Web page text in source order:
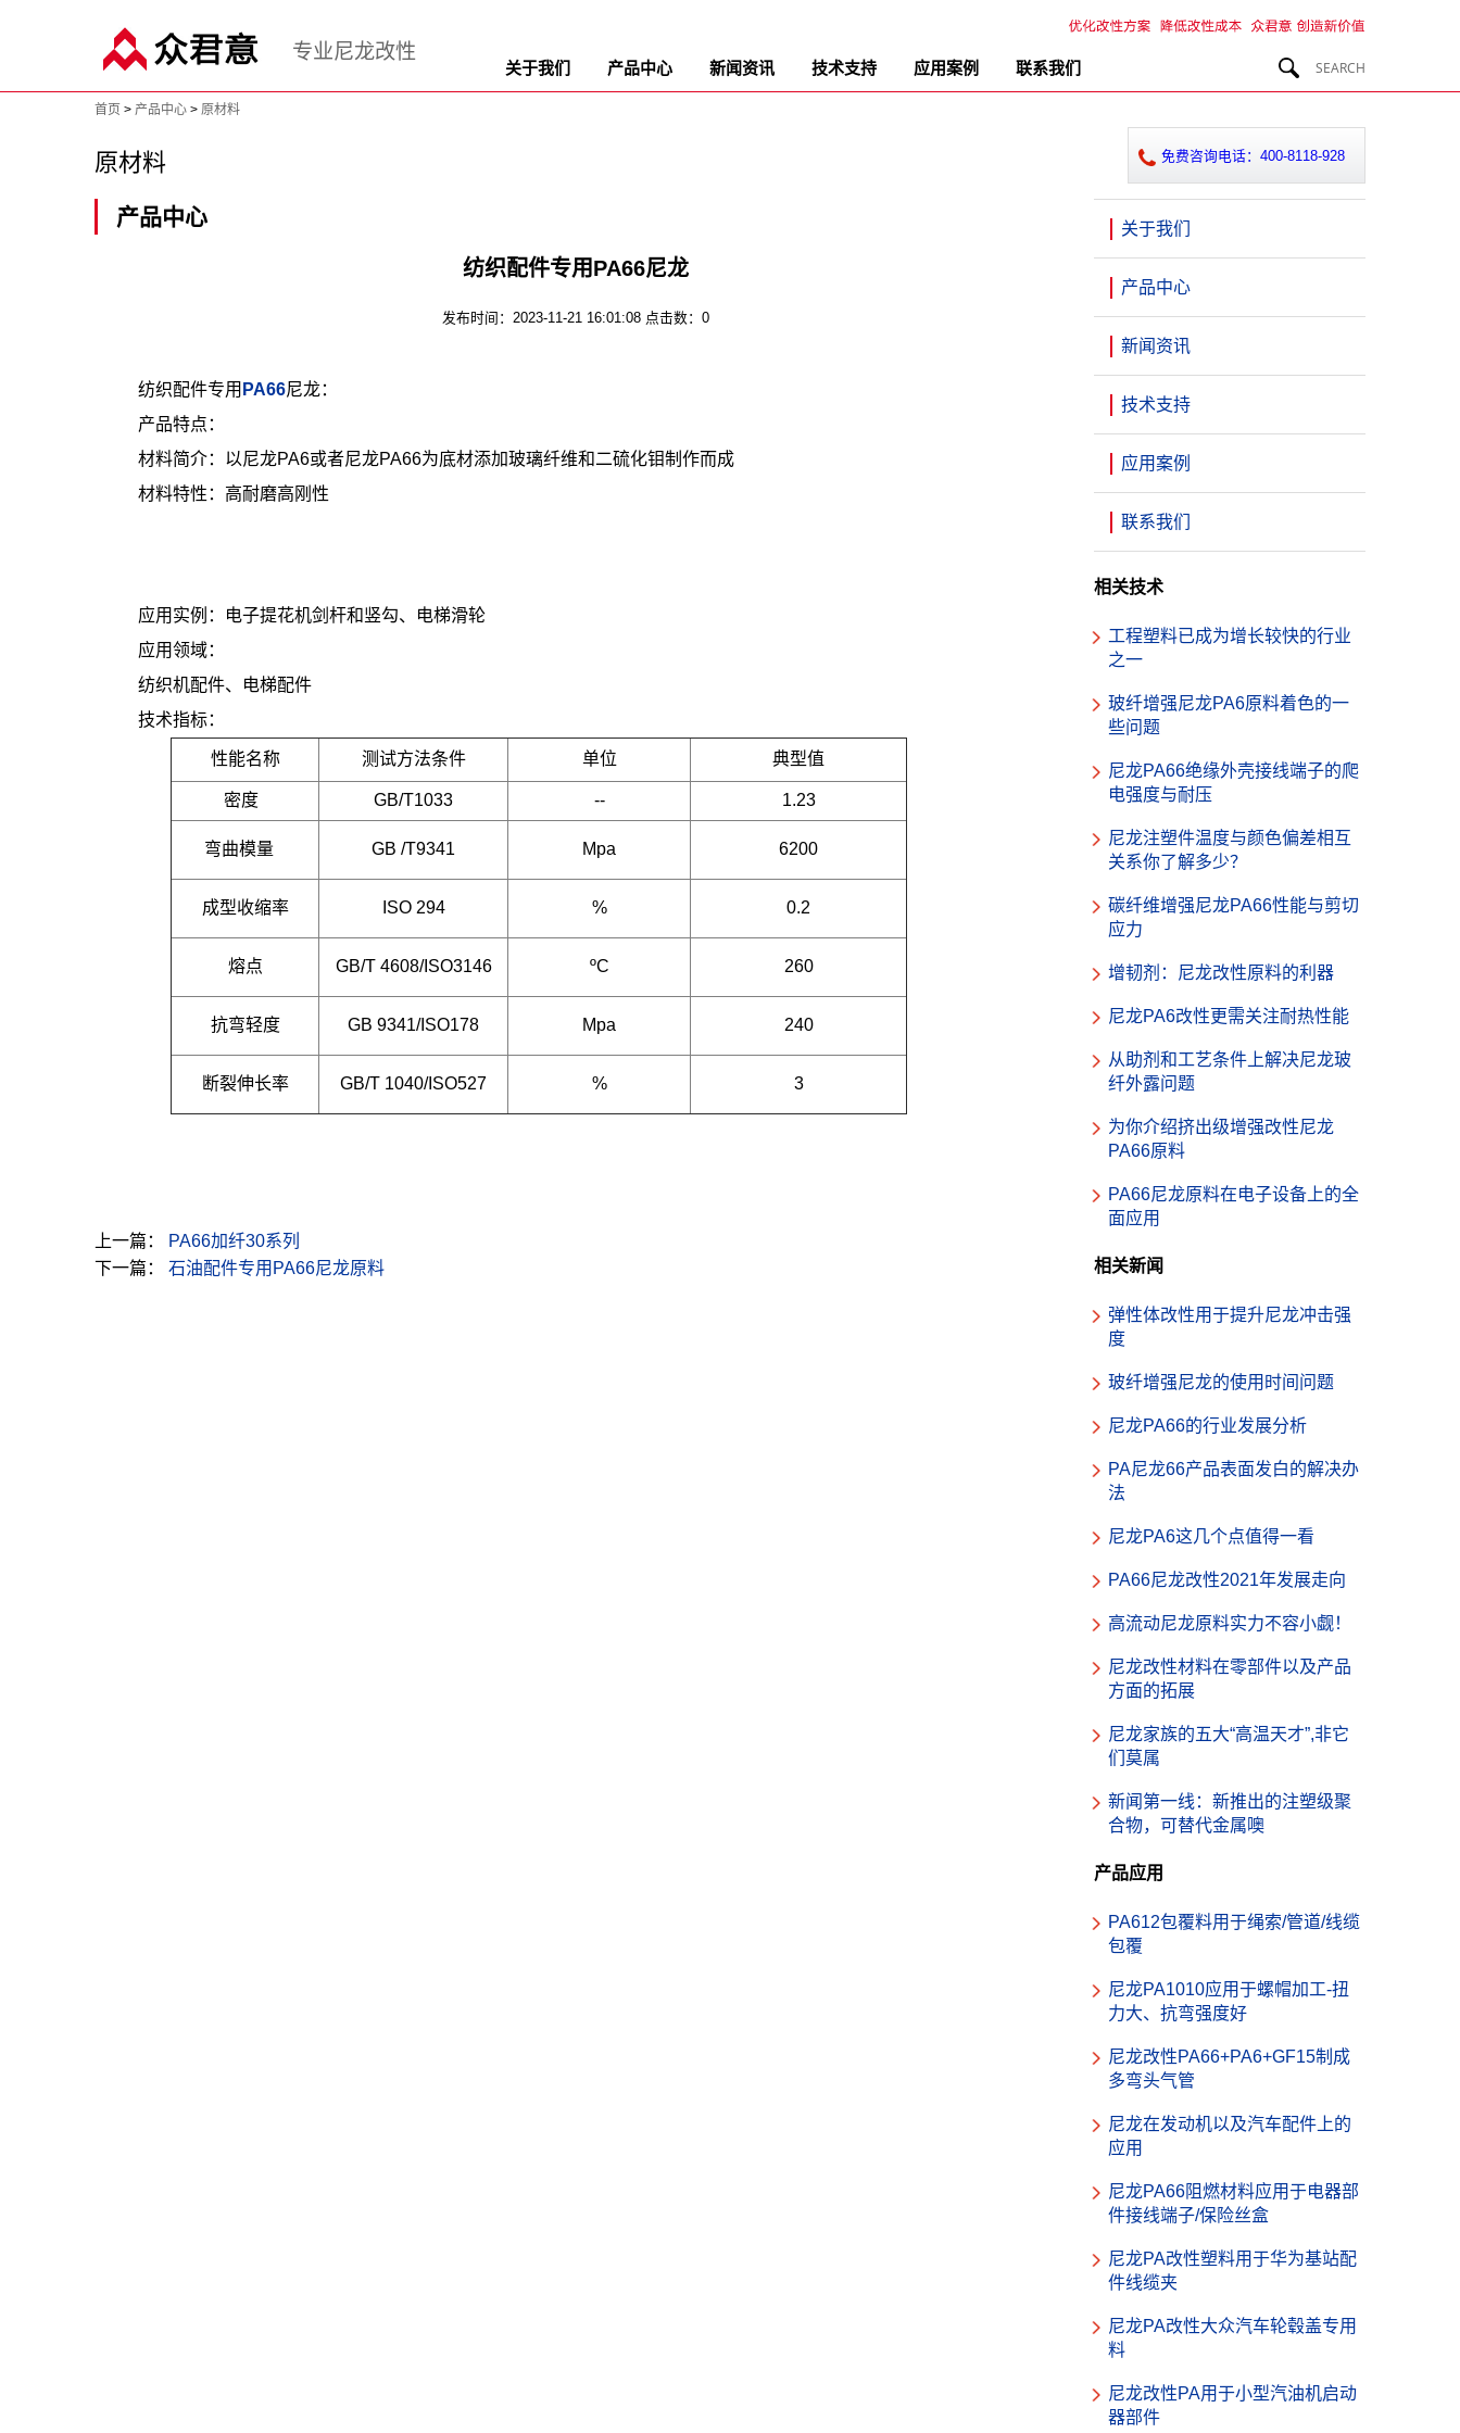
专业尼龙改性
关于我们 产品中心 新闻资讯 技术支持 应用案例 联系我们
首页 > 产品中心 > 原材料
原材料 免费咨询电话：400-8118-928
产品中心
纺织配件专用PA66尼龙
发布时间：2023-11-21 16:01:08 点击数：0
纺织配件专用 PA66尼龙：
产品特点：
材料简介：以尼龙PA6或者尼龙PA66为底材添加玻璃纤维和二硫化钼制作而成
材料特性：高耐磨高刚性
应用实例：电子提花机剑杆和竖勾、电梯滑轮
应用领域：
纺织机配件、电梯配件
技术指标：
性能名称 测试方法条件 单位 典型值
密度 GB/T1033 -- 1.23
弯曲模量 GB /T9341 Mpa 6200
成型收缩率 ISO 294 % 0.2
熔点 GB/T 4608/ISO3146 ºC 260
抗弯轻度 GB 9341/ISO178 Mpa 240
断裂伸长率 GB/T 1040/ISO527 % 3
上一篇：
PA66加纤30系列
下一篇： 石油配件专用PA66尼龙原料
关于我们
产品中心
新闻资讯
技术支持
应用案例
联系我们
相关技术
工程塑料已成为增长较快的行业
之一
玻纤增强尼龙PA6原料着色的一
些问题
尼龙PA66绝缘外壳接线端子的爬
电强度与耐压
尼龙注塑件温度与颜色偏差相互
关系你了解多少？
碳纤维增强尼龙PA66性能与剪切
应力
增韧剂：尼龙改性原料的利器
尼龙PA6改性更需关注耐热性能
从助剂和工艺条件上解决尼龙玻
纤外露问题
为你介绍挤出级增强改性尼龙
PA66原料
PA66尼龙原料在电子设备上的全
面应用
相关新闻
弹性体改性用于提升尼龙冲击强
度
玻纤增强尼龙的使用时间问题
尼龙PA66的行业发展分析
PA尼龙66产品表面发白的解决办
法
尼龙PA6这几个点值得一看
PA66尼龙改性2021年发展走向
高流动尼龙原料实力不容小觑！
尼龙改性材料在零部件以及产品
方面的拓展
尼龙家族的五大“高温天才”,非它
们莫属
新闻第一线：新推出的注塑级聚
合物，可替代金属噢
产品应用
PA612包覆料用于绳索/管道/线缆
包覆
尼龙PA1010应用于螺帽加工-扭
力大、抗弯强度好
尼龙改性PA66+PA6+GF15制成
多弯头气管
尼龙在发动机以及汽车配件上的
应用
尼龙PA66阻燃材料应用于电器部
件接线端子/保险丝盒
尼龙PA改性塑料用于华为基站配
件线缆夹
尼龙PA改性大众汽车轮毂盖专用
料
尼龙改性PA用于小型汽油机启动
器部件